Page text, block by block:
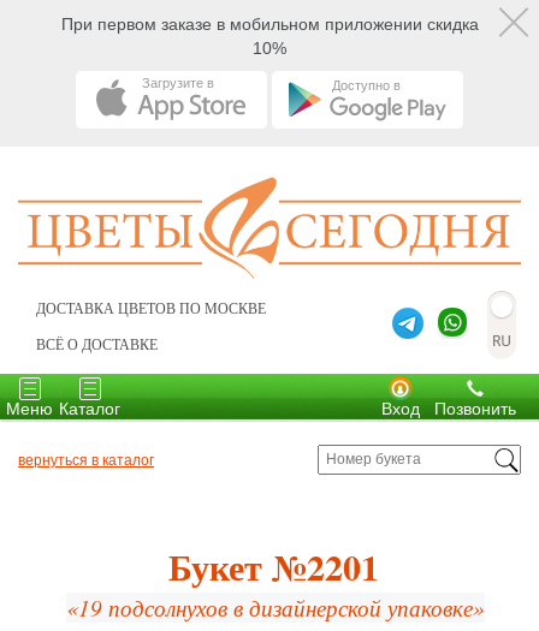
При первом заказе в мобильном приложении скидка
10%
Загрузите в Доступно в
ДОСТАВКА ЦВЕТОВ ПО МОСКВЕ
ВСЁ О ДОСТАВКЕ
Toggle
navigation
Меню
Toggle
navigation
Каталог Позвонить
Вход
вернуться в каталог
Букет №2201
«19 подсолнухов в дизайнерской упаковке»